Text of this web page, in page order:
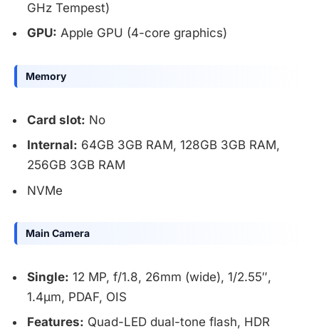
GHz Tempest)
GPU: Apple GPU (4-core graphics)
Memory
Card slot: No
Internal: 64GB 3GB RAM, 128GB 3GB RAM,
256GB 3GB RAM
NVMe
Main Camera
Single: 12 MP, f/1.8, 26mm (wide), 1/2.55″,
1.4µm, PDAF, OIS
Features: Quad-LED dual-tone flash, HDR